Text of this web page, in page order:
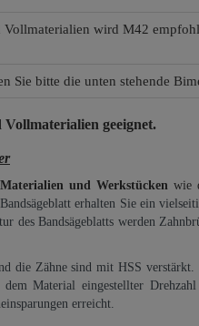
wird M42
Sie bitte die unten stehende
geeignet.
und Werkstücken wie
erhalten Sie ein
des Bandsägeblatts werden
die Zähne sind mit HSS
Material eingestellter
erreicht.